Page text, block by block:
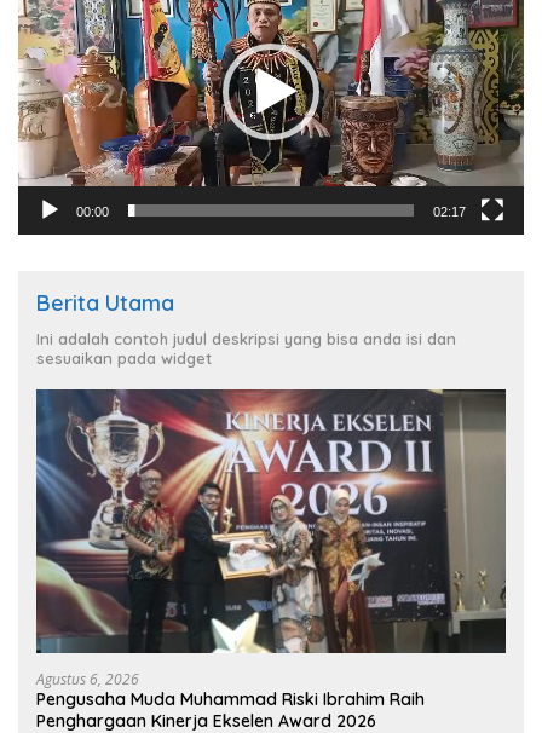
00:00 02:17
Berita Utama
Ini adalah contoh judul deskripsi yang bisa anda isi dan
sesuaikan pada widget
Agustus 6, 2026
Pengusaha Muda Muhammad Riski Ibrahim Raih
Penghargaan Kinerja Ekselen Award 2026